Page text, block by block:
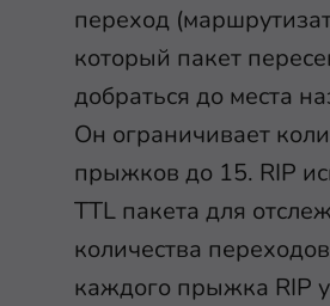
переход
который пакет
добраться до места
Он ограничивает
прыжков до 15. RIP
TTL пакета для
количества
каждого прыжка RIP